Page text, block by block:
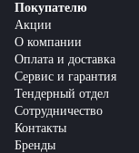
Покупателю
Акции
О компании
Оплата и доставка
Сервис и гарантия
Тендерный отдел
Сотрудничество
Контакты
Бренды